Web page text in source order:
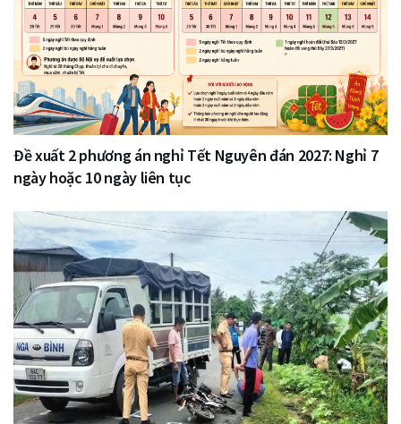
Đề xuất 2 phương án nghỉ Tết Nguyên đán 2027: Nghỉ 7
ngày hoặc 10 ngày liên tục